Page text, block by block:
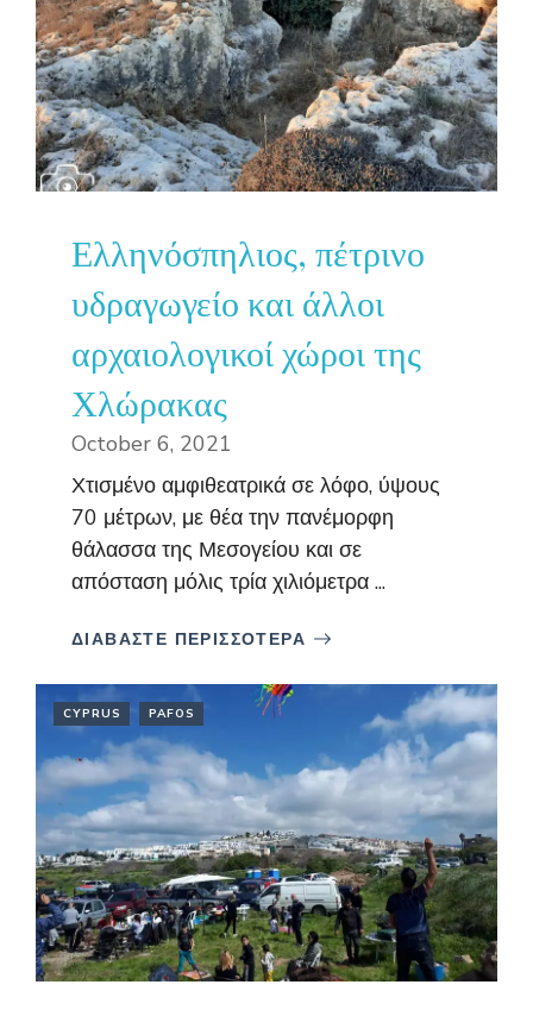
Ελληνόσπηλιος, πέτρινο
υδραγωγείο και άλλοι
αρχαιολογικοί χώροι της
Χλώρακας
October 6, 2021
Χτισμένο αμφιθεατρικά σε λόφο, ύψους
70 μέτρων, με θέα την πανέμορφη
θάλασσα της Μεσογείου και σε
απόσταση μόλις τρία χιλιόμετρα ...
ΔΙΑΒΑΣΤΕ ΠΕΡΙΣΣΟΤΕΡΑ
CYPRUS PAFOS